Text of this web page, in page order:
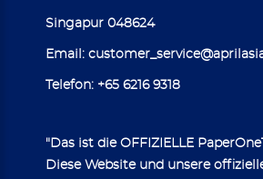
Singapur 048624
Email:
Telefon: +65 6216 9318
"Das ist die OFFIZIELLE
Diese Website und unsere